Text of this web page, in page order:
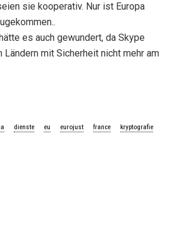
sie kooperativ. Nur ist Europa
es auch gewundert, da Skype
mit Sicherheit nicht mehr am
dienste eu eurojust france kryptografie